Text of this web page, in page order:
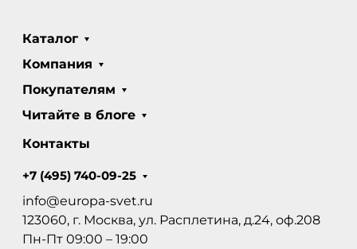
Каталог
Компания
Покупателям
Читайте в блоге
Контакты
+7 (495) 740-09-25
info@europa-svet.ru
123060, г. Москва, ул. Расплетина, д.24, оф.208
Пн-Пт 09:00 – 19:00